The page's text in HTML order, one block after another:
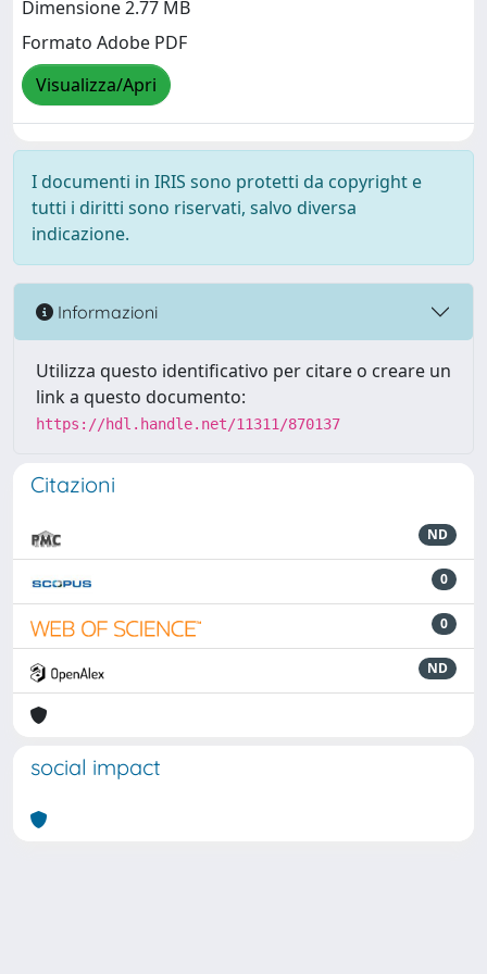
Dimensione 2.77 MB
Formato Adobe PDF
Visualizza/Apri
I documenti in IRIS sono protetti da copyright e
tutti i diritti sono riservati, salvo diversa
indicazione.
Informazioni
Utilizza questo identificativo per citare o creare un
link a questo documento:
https://hdl.handle.net/11311/870137
Citazioni
ND
0
0
ND
social impact